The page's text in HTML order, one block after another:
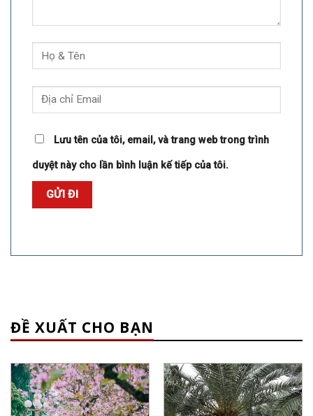
Lưu tên của tôi, email, và trang web trong trình
duyệt này cho lần bình luận kế tiếp của tôi.
ĐỀ XUẤT CHO BẠN